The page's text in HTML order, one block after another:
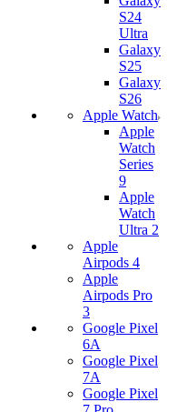
S24
Ultra
Galaxy
S25
Galaxy
S26
Apple Watch
Apple
Watch
Series
9
Apple
Watch
Ultra 2
Apple
Airpods 4
Apple
Airpods Pro
3
Google Pixel
6A
Google Pixel
7А
Google Pixel